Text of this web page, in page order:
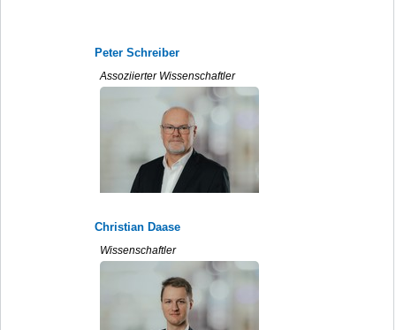
Peter Schreiber
Assoziierter Wissenschaftler
Christian Daase
Wissenschaftler